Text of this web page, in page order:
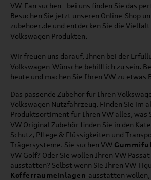
VW-Fan suchen - bei uns finden Sie das
Besuchen Sie jetzt unseren Online-Shop
zubehoer.de und entdecken Sie die
Volkswagen Produkten.
Wir freuen uns darauf, Ihnen bei der
Volkswagen-Wünsche behilflich zu sein.
heute und machen Sie Ihren VW zu etwas
Das passende Zubehör für Ihren
Volkswagen Nutzfahrzeug. Finden Sie im
Produktsortiment für Ihren VW alles, was
VW Original Zubehör finden Sie in den
Schutz, Pflege & Flüssigkeiten und
Trägersysteme. Sie suchen VW
VW Golf? Oder Sie wollen Ihren VW
ausstatten? Selbst wenn Sie Ihren VW
Kofferraumeinlagen ausstatten wollen,